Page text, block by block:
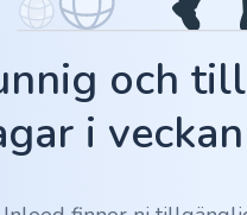
och
i veckan